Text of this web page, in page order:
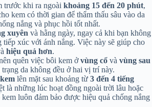
trước khi ra ngoài khoảng 15 đến 20 phút,
kem có thời gian để thẩm thấu sâu vào da
nắng và phục hồi tốt nhất.
xuyên và hằng ngày, ngay cả khi bạn không
tiếp xúc với ánh nắng. Việc này sẽ giúp cho
hiệu quả hơn.
quên việc bôi kem ởvùng cổ và vùng sau
trạng da không đều ở hai vị trí này.
lên mặt sau khoảng từ 3 đến 4 tiếng
là những lúc hoạt đồng ngoài trời lâu hoặc
luôn đảm bảo được hiệu quả chống nắng